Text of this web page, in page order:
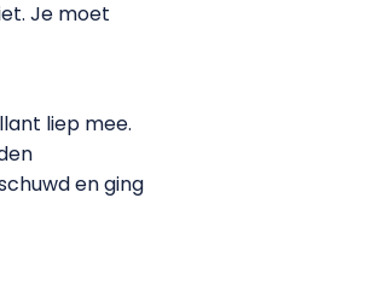
Je moet
liep mee.
en ging